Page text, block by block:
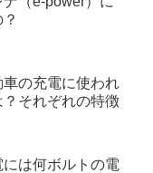
車の充電に使われ
それぞれの特徴
は何ボルトの電